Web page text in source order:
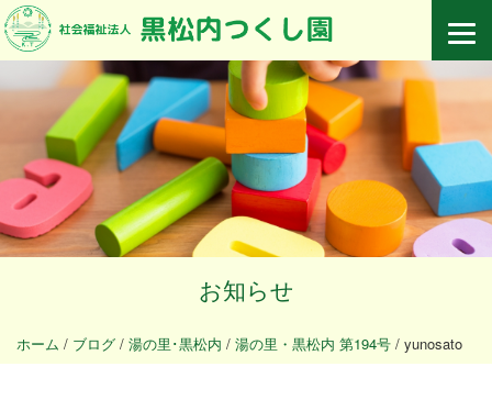
お知らせ
ホーム / ブログ / 湯の里･黒松内 / 湯の里・黒松内 第194号 / yunosato